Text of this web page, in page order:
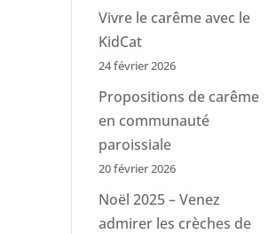
Vivre le carême avec le
KidCat
24 février 2026
Propositions de carême
en communauté
paroissiale
20 février 2026
Noël 2025 – Venez
admirer les crèches de